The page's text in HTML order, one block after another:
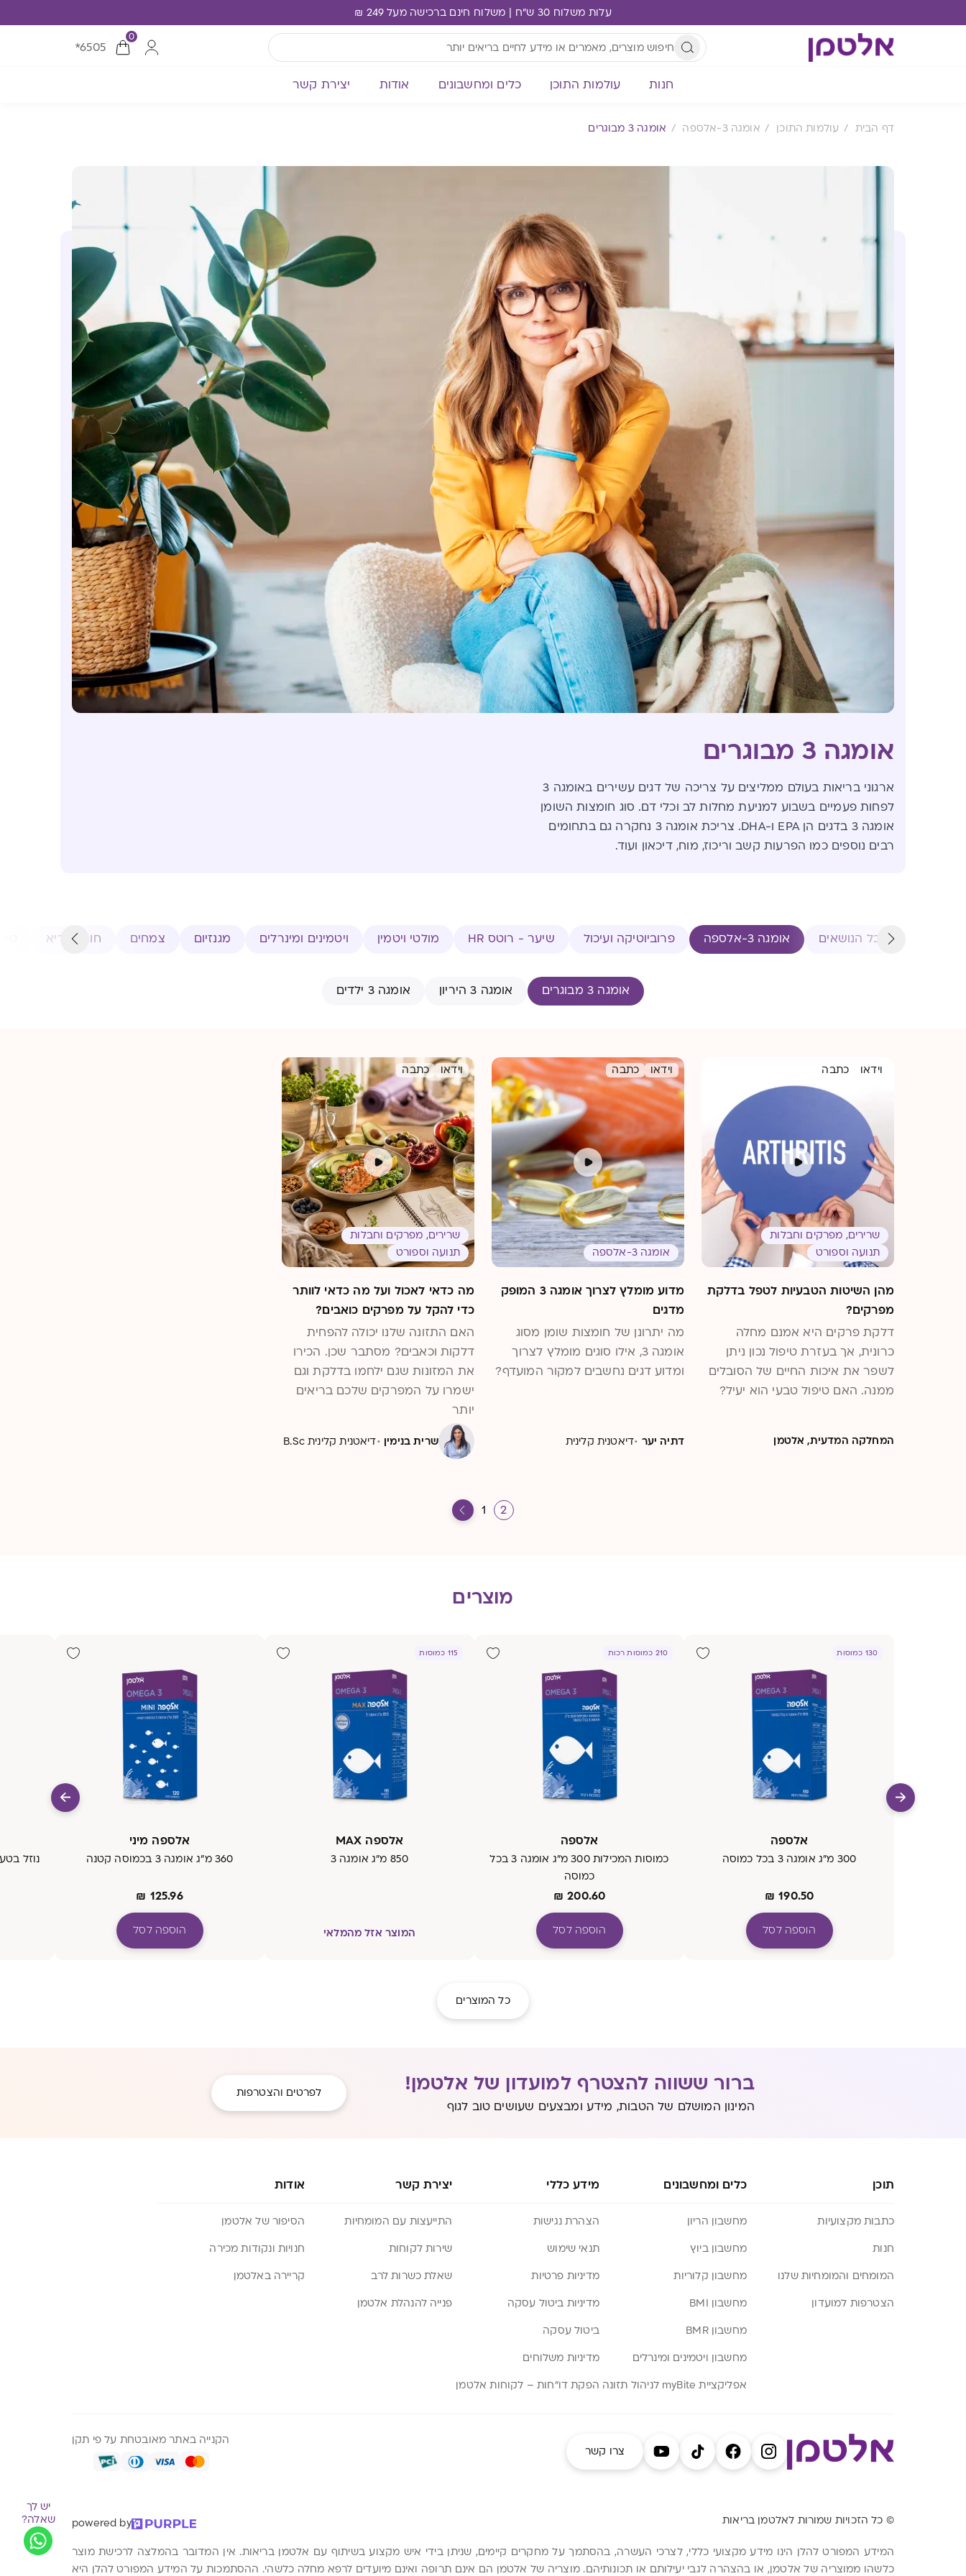
עלות משלוח 30 ש"ח | משלוח חינם ברכישה מעל 249 ₪
0
*6505
חנות עולמות התוכן כלים ומחשבונים אודות יצירת קשר
יש לך
שאלה?
דף הבית עולמות התוכן אומגה 3-אלספה אומגה 3 מבוגרים
אומגה 3 מבוגרים
ארגוני בריאות בעולם ממליצים על צריכה של דגים עשירים באומגה 3
לפחות פעמיים בשבוע למניעת מחלות לב וכלי דם. סוג חומצות השומן
אומגה 3 בדגים הן EPA ו-DHA. צריכת אומגה 3 נחקרה גם בתחומים
רבים נוספים כמו הפרעות קשב וריכוז, מוח, דיכאון ועוד.
כל הנושאים אומגה 3-אלספה פרוביוטיקה ועיכול שיער - רוטס HR מולטי ויטמין ויטמינים ומינרלים מגנזיום צמחים חורף בריא
אומגה 3 מבוגרים אומגה 3 היריון אומגה 3 ילדים
וידאו כתבה
שרירים, מפרקים וחבלות
תנועה וספורט
מהן השיטות הטבעיות לטפל בדלקת
מפרקים?
דלקת פרקים היא אמנם מחלה
כרונית, אך בעזרת טיפול נכון ניתן
לשפר את איכות החיים של הסובלים
ממנה. האם טיפול טבעי הוא יעיל?
המחלקה המדעית, אלטמן
וידאו כתבה
אומגה 3-אלספה
מדוע מומלץ לצרוך אומגה 3 המופק
מדגים
מה יתרונן של חומצות שומן מסוג
אומגה 3, אילו סוגים מומלץ לצרוך
ומדוע דגים נחשבים למקור המועדף?
דתיה יער ·דיאטנית קלינית
וידאו כתבה
שרירים, מפרקים וחבלות
תנועה וספורט
מה כדאי לאכול ועל מה כדאי לוותר
כדי להקל על מפרקים כואבים?
האם התזונה שלנו יכולה להפחית
דלקות וכאבים? מסתבר שכן. הכירו
את המזונות שגם ילחמו בדלקת וגם
ישמרו על המפרקים שלכם בריאים
יותר
שרית בנימין ·דיאטנית קלינית B.Sc
1 2
מוצרים
130 כמוסות
אלספה
300 מ"ג אומגה 3 בכל כמוסה
₪ 190.50
הוספה לסל
210 כמוסות רכות
אלספה
כמוסות המכילות 300 מ"ג אומגה 3 בכל
כמוסה
₪ 200.60
הוספה לסל
115 כמוסות
אלספה MAX
850 מ"ג אומגה 3
המוצר אזל מהמלאי
אלספה מיני
360 מ"ג אומגה 3 בכמוסה קטנה
₪ 125.96
הוספה לסל
כל המוצרים
ברור ששווה להצטרף למועדון של אלטמן!
המינון המושלם של הטבות, מידע ומבצעים שעושים טוב לגוף
לפרטים והצטרפות
תוכן
כתבות מקצועיות
חנות
המומחים והמומחיות שלנו
הצטרפות למועדון
כלים ומחשבונים
מחשבון הריון
מחשבון ביוץ
מחשבון קלוריות
מחשבון BMI
מחשבון BMR
מחשבון ויטמינים ומינרלים
אפליקציית myBite לניהול תזונה
מידע כללי
הצהרת נגישות
תנאי שימוש
מדיניות פרטיות
מדיניות ביטול עסקה
ביטול עסקה
מדיניות משלוחים
הפקת דו”חות – לקוחות אלטמן
יצירת קשר
התייעצות עם המומחיות
שירות לקוחות
שאלת כשרות לרב
פנייה להנהלת אלטמן
אודות
הסיפור של אלטמן
חנויות ונקודות מכירה
קריירה באלטמן
צרו קשר
הקנייה באתר מאובטחת על פי תקן
© כל הזכויות שמורות לאלטמן בריאות powered by
המידע המפורט להלן הינו מידע מקצועי כללי, לצרכי העשרה, בהסתמך על מחקרים קיימים, שניתן בידי איש מקצוע בשיתוף עם אלטמן בריאות. אין המדובר בהמלצה לרכישת מוצר
כלשהו ממוצריה של אלטמן, או בהצהרה לגבי יעילותם או תכונותיהם. מוצריה של אלטמן הם אינם תרופה ואינם מיועדים לרפא מחלה כלשהי. ההסתמכות על המידע המפורט להלן היא